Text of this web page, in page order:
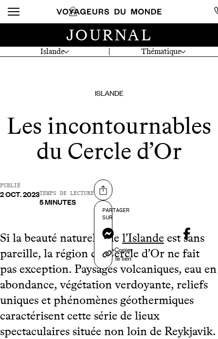
Islande Thématique
JOURNAL
ISLANDE
Les incontournables
du Cercle d’Or
PUBLIÉ
2 OCT. 2023TEMPS DE LECTURE
5 MINUTES
Partager sur
PARTAGER
SUR
Messenger
Copier
le lien
Si la beauté naturelle de l’Islande est sans
pareille, la région du Cercle d’Or ne fait
pas exception. Paysages volcaniques, eau en
abondance, végétation verdoyante, reliefs
uniques et phénomènes géothermiques
caractérisent cette série de lieux
spectaculaires située non loin de Reykjavik.